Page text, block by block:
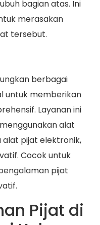
bagian atas. Ini
merasakan
tersebut.
berbagai
untuk memberikan
Layanan ini
alat
pijat elektronik,
Cocok untuk
pijat
Pijat di